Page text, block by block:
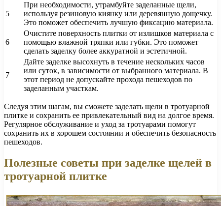
5
При необходимости, утрамбуйте заделанные щели,
используя резиновую киянку или деревянную дощечку.
Это поможет обеспечить лучшую фиксацию материала.
6
Очистите поверхность плитки от излишков материала с
помощью влажной тряпки или губки. Это поможет
сделать заделку более аккуратной и эстетичной.
7
Дайте заделке высохнуть в течение нескольких часов
или суток, в зависимости от выбранного материала. В
этот период не допускайте прохода пешеходов по
заделанным участкам.
Следуя этим шагам, вы сможете заделать щели в тротуарной
плитке и сохранить ее привлекательный вид на долгое время.
Регулярное обслуживание и уход за тротуарами помогут
сохранить их в хорошем состоянии и обеспечить безопасность
пешеходов.
Полезные советы при заделке щелей в
тротуарной плитке